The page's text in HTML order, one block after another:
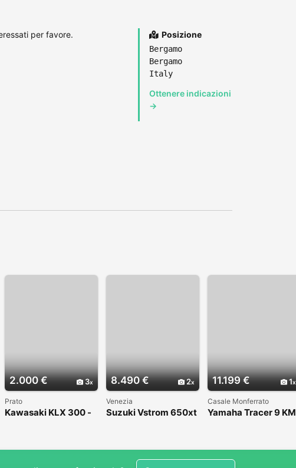
per favore. Posizione
Bergamo
Bergamo
Italy
Ottenere indicazioni
→
2.000 € 3
Prato
Kawasaki KLX 300 -
8.490 € 2
Venezia
Suzuki Vstrom 650xt
11.199 € 1
Casale Monferrato
Yamaha Tracer 9 KM